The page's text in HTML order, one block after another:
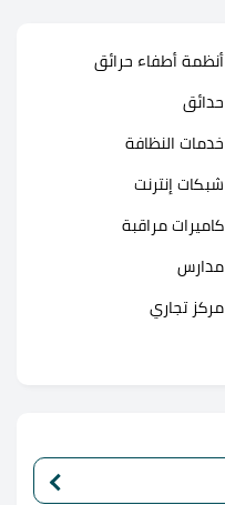
أنظمة أطفاء حرائق
حدائق
خدمات النظافة
شبكات إنترنت
كاميرات مراقبة
مدارس
مركز تجاري